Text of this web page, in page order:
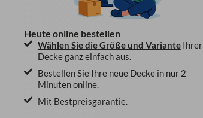
Heute online bestellen
Wählen Sie die Größe und VarianteIhrer
Decke ganz einfach aus.
Bestellen Sie Ihre neue Decke in nur 2
Minuten online.
Mit Bestpreisgarantie.